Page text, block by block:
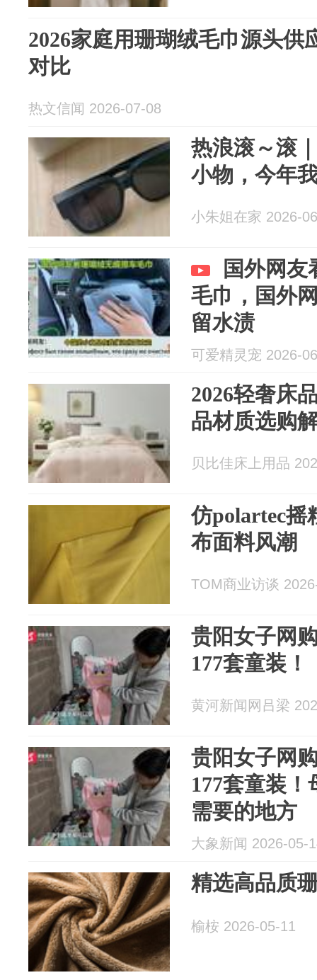
2026家庭用珊瑚绒毛巾源头供
对比
热文信闻 2026-07-08
热浪滚～滚
小物，今年
小朱姐在家 2026-
国外网友
毛巾，国外
留水渍
可爱精灵宠 2026-
2026轻奢床
品材质选购
贝比佳床上用品
仿polartec摇
布面料风潮
TOM商业访谈
贵阳女子网
177套童装！
黄河新闻网吕梁
贵阳女子网
177套童装
需要的地方
大象新闻 2026-05-
精选高品质
榆桉 2026-05-11